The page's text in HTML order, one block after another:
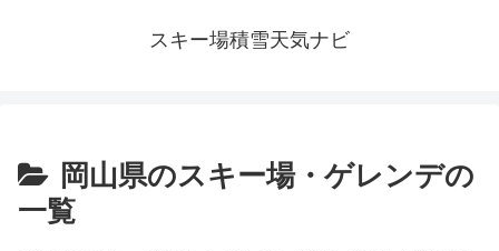
スキー場積雪天気ナビ
岡山県のスキー場・ゲレンデの
一覧